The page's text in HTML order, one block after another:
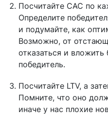
Посчитайте CAC по
Определите
и подумайте, как
Возможно, от
отказаться и
победитель.
Посчитайте LTV, а
Помните, что оно
иначе у нас плохие